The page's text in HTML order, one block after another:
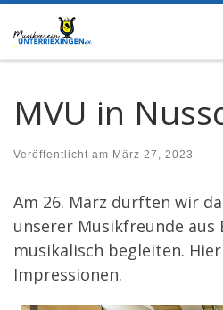
Zum Inhalt springen
MVU in
Veröffentlicht am März 27, 2023
Am 26. März durften wir
unserer Musikfreunde aus
musikalisch begleiten.
Impressionen.